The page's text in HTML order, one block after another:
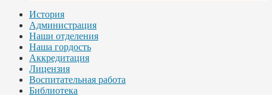
История
Администрация
Наши отделения
Наша гордость
Аккредитация
Лицензия
Воспитательная работа
Библиотека